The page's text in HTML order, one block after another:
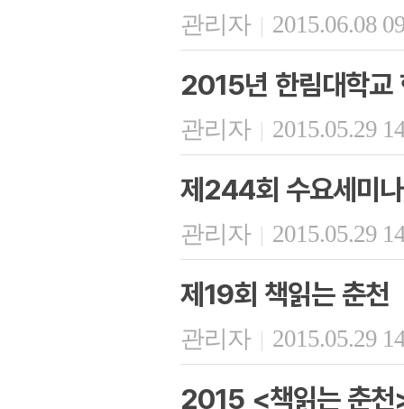
관리자 | 2015.06.08
2015년 한림대학교
관리자 | 2015.05.29
제244회 수요세미나
관리자 | 2015.05.29
제19회 책읽는 춘천
관리자 | 2015.05.29
2015 <책읽는 춘천